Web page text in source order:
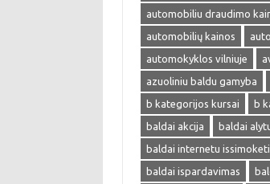
automobiliu draudimo
automobilių kainos
automokyklos vilniuje
azuoliniu baldu gamyba
b kategorijos kursai
b
baldai akcija
baldai
baldai internetu
baldai ispardavimas